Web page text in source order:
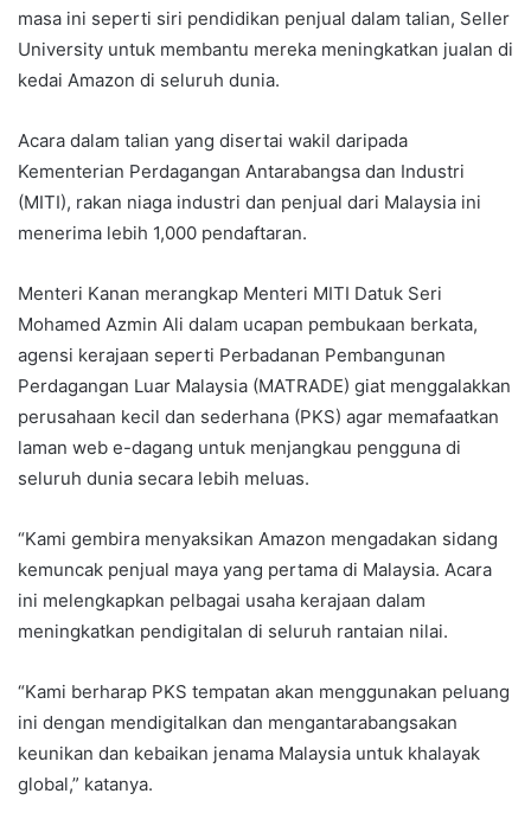
masa ini seperti siri pendidikan penjual dalam talian, Seller
University untuk membantu mereka meningkatkan jualan di
kedai Amazon di seluruh dunia.
Acara dalam talian yang disertai wakil daripada
Kementerian Perdagangan Antarabangsa dan Industri
(MITI), rakan niaga industri dan penjual dari Malaysia ini
menerima lebih 1,000 pendaftaran.
Menteri Kanan merangkap Menteri MITI Datuk Seri
Mohamed Azmin Ali dalam ucapan pembukaan berkata,
agensi kerajaan seperti Perbadanan Pembangunan
Perdagangan Luar Malaysia (MATRADE) giat menggalakkan
perusahaan kecil dan sederhana (PKS) agar memafaatkan
laman web e-dagang untuk menjangkau pengguna di
seluruh dunia secara lebih meluas.
“Kami gembira menyaksikan Amazon mengadakan sidang
kemuncak penjual maya yang pertama di Malaysia. Acara
ini melengkapkan pelbagai usaha kerajaan dalam
meningkatkan pendigitalan di seluruh rantaian nilai.
“Kami berharap PKS tempatan akan menggunakan peluang
ini dengan mendigitalkan dan mengantarabangsakan
keunikan dan kebaikan jenama Malaysia untuk khalayak
global,” katanya.